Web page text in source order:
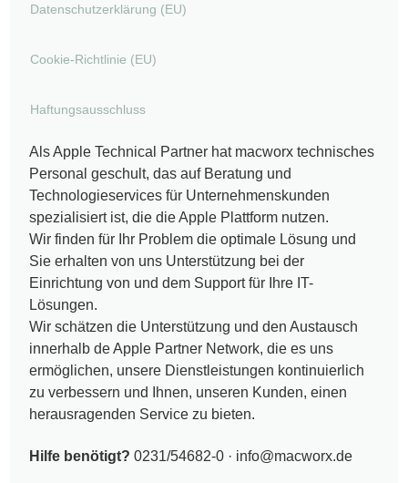
Datenschutzerklärung (EU)
Cookie-Richtlinie (EU)
Haftungsausschluss
Als Apple Technical Partner hat macworx technisches
Personal geschult, das auf Beratung und
Technologieservices für Unternehmenskunden
spezialisiert ist, die die Apple Plattform nutzen.
Wir finden für Ihr Problem die optimale Lösung und
Sie erhalten von uns Unterstützung bei der
Einrichtung von und dem Support für Ihre IT-
Lösungen.
Wir schätzen die Unterstützung und den Austausch
innerhalb de Apple Partner Network, die es uns
ermöglichen, unsere Dienstleistungen kontinuierlich
zu verbessern und Ihnen, unseren Kunden, einen
herausragenden Service zu bieten.
Hilfe benötigt?0231/54682-0 · info@macworx.de